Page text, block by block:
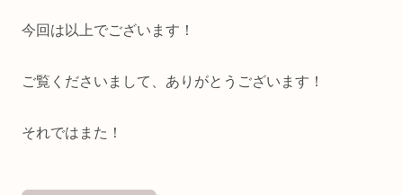
今回は以上でございます！
ご覧くださいまして、ありがとうございます！
それではまた！